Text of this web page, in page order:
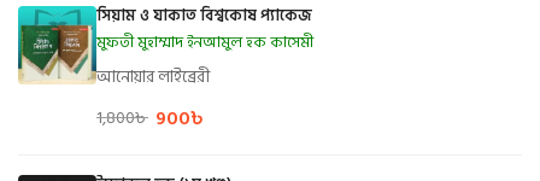
সিয়াম ও যাকাত বিশ্বকোষ প্যাকেজ
মুফতী মুহাম্মাদ ইনআমুল হক কাসেমী
আনোয়ার লাইব্রেরী
1,800৳ 900৳